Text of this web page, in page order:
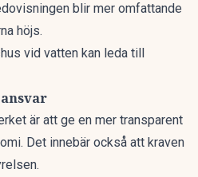
blir mer omfattande
höjs.
vid vatten kan leda till
är att ge en mer transparent
Det innebär också att kraven